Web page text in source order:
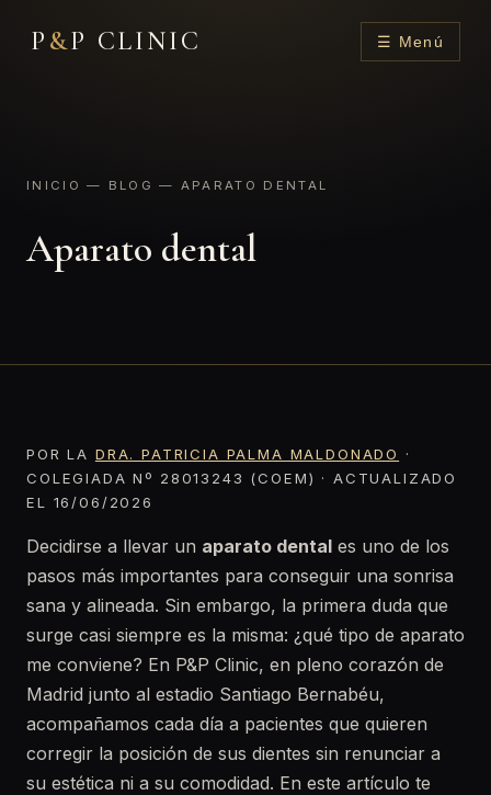
P &P CLINIC ☰ Menú
INICIO — BLOG — APARATO DENTAL
Aparato dental
POR LA DRA. PATRICIA PALMA MALDONADO
·
COLEGIADA Nº 28013243 (COEM) · ACTUALIZADO
EL 16/06/2026
Decidirse a llevar un aparato dental es uno de los
pasos más importantes para conseguir una sonrisa
sana y alineada. Sin embargo, la primera duda que
surge casi siempre es la misma: ¿qué tipo de aparato
me conviene? En P&P Clinic, en pleno corazón de
Madrid junto al estadio Santiago Bernabéu,
acompañamos cada día a pacientes que quieren
corregir la posición de sus dientes sin renunciar a
su estética ni a su comodidad. En este artículo te